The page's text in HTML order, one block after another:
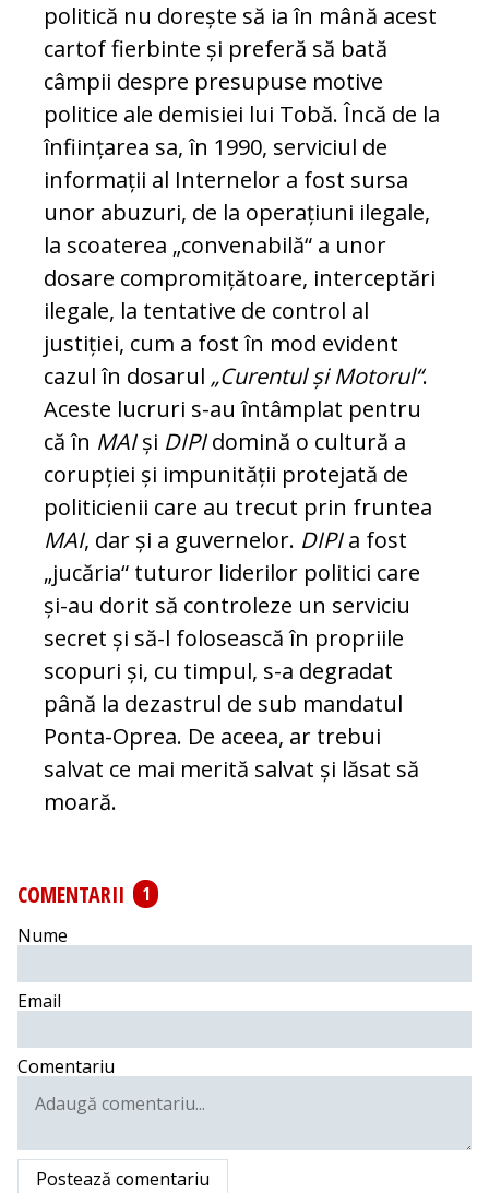
politică nu dorește să ia în mână acest
cartof fier­binte și preferă să bată
câmpii despre pre­supuse motive
politice ale demisiei lui To­bă. Încă de la
înființarea sa, în 1990, ser­viciul de
informații al Internelor a fost sur­sa
unor abuzuri, de la operațiuni ilegale,
la scoaterea „convenabilă“ a unor
dosare compromițătoare, interceptări
ilegale, la tentative de control al
justiției, cum a fost în mod evident
cazul în dosarul „Curentul și Motorul“.
Aceste lucruri s-au întâmplat pentru
că în MAIși DIPIdomină o cultură a
corupției și impunității protejată de
po­li­ticienii care au trecut prin fruntea
MAI, dar și a guvernelor. DIPIa fost
„jucăria“ tu­tu­ror liderilor politici care
și-au dorit să con­troleze un serviciu
secret și să-l fo­lo­sească în propriile
scopuri și, cu timpul, s-a de­gradat
până la dezastrul de sub mandatul
Ponta-Oprea. De aceea, ar tre­bui
salvat ce mai merită salvat și lăsat să
moară.
COMENTARII
1
Nume
Email
Comentariu
Postează comentariu